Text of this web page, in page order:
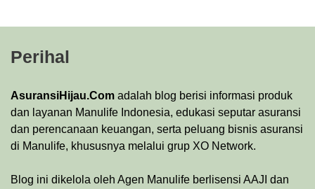
Perihal
AsuransiHijau.Com adalah blog berisi informasi produk
dan layanan Manulife Indonesia, edukasi seputar asuransi
dan perencanaan keuangan, serta peluang bisnis asuransi
di Manulife, khususnya melalui grup XO Network.
Blog ini dikelola oleh Agen Manulife berlisensi AAJI dan